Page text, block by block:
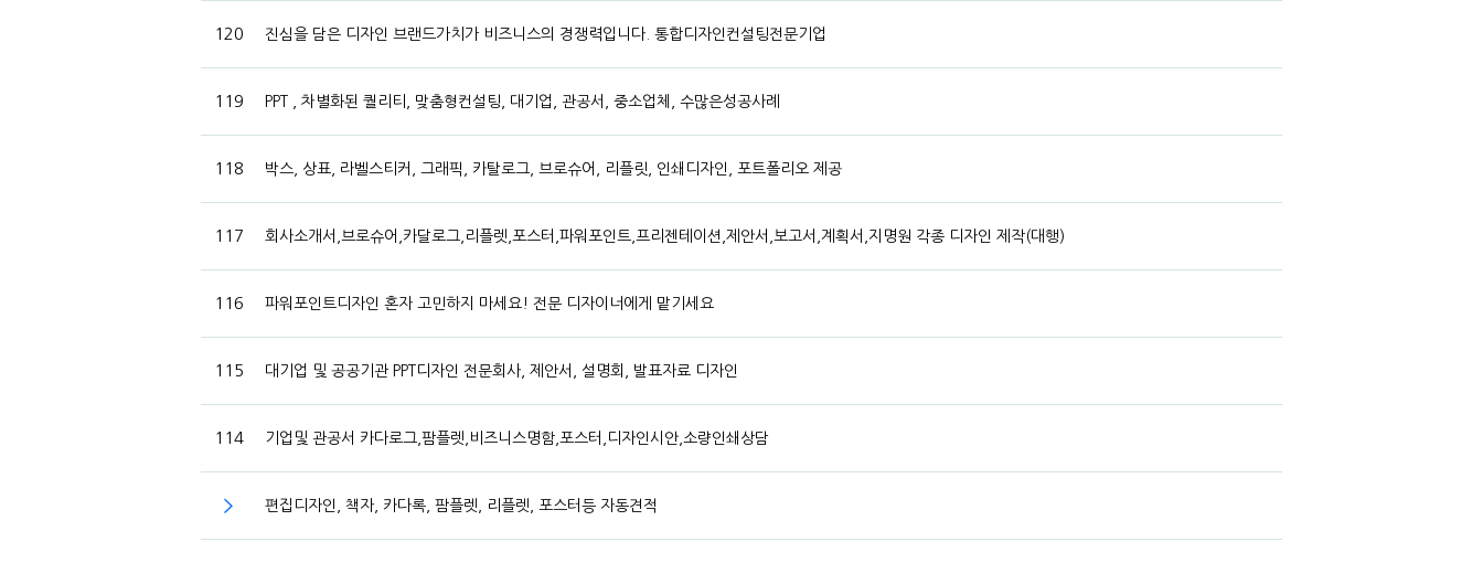
120 진심을 담은 디자인 브랜드가치가 비즈니스의 경쟁력입니다. 통합디자인컨설팅전문기업
119 PPT , 차별화된 퀄리티, 맞춤형컨설팅, 대기업, 관공서, 중소업체, 수많은성공사례
118 박스, 상표, 라벨스티커, 그래픽, 카탈로그, 브로슈어, 리플릿, 인쇄디자인, 포트폴리오 제공
117 회사소개서,브로슈어,카달로그,리플렛,포스터,파워포인트,프리젠테이션,제안서,보고서,계획서,지명원 각종 디자인 제작(대행)
116 파워포인트디자인 혼자 고민하지 마세요! 전문 디자이너에게 맡기세요
115 대기업 및 공공기관 PPT디자인 전문회사, 제안서, 설명회, 발표자료 디자인
114 기업및 관공서 카다로그,팜플렛,비즈니스명함,포스터,디자인시안,소량인쇄상담
편집디자인, 책자, 카다록, 팜플렛, 리플렛, 포스터등 자동견적